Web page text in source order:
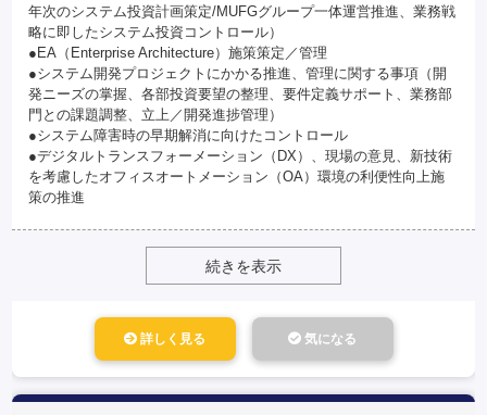
年次のシステム投資計画策定/MUFGグループ一体運営推進、業務戦
略に即したシステム投資コントロール）
●EA（Enterprise Architecture）施策策定／管理
●システム開発プロジェクトにかかる推進、管理に関する事項（開
発ニーズの掌握、各部投資要望の整理、要件定義サポート、業務部
門との課題調整、立上／開発進捗管理）
●システム障害時の早期解消に向けたコントロール
●デジタルトランスフォーメーション（DX）、現場の意見、新技術
を考慮したオフィスオートメーション（OA）環境の利便性向上施
策の推進
続きを表示
詳しく見る 気になる